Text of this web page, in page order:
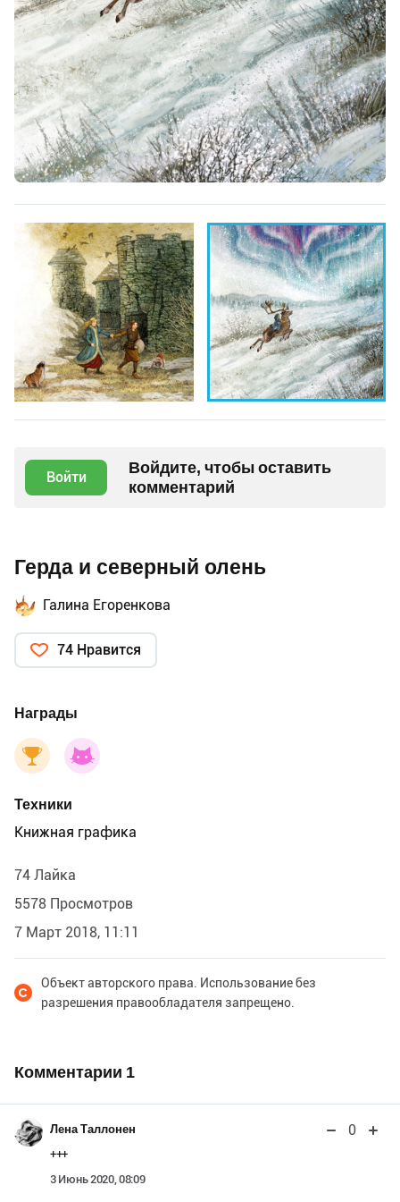
Войти
Войдите, чтобы оставить
комментарий
Герда и северный олень
Галина Егоренкова
74 Нравится
Награды
Техники
Книжная графика
74 Лайка
5578 Просмотров
7 Март 2018, 11:11
Объект авторского права. Использование без
разрешения правообладателя запрещено.
Комментарии 1
Лена Таллонен 0
+++
3 Июнь 2020, 08:09